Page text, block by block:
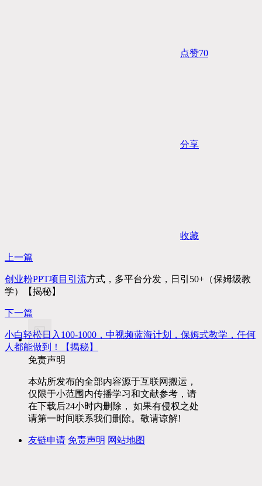
点赞70
分享
收藏
上一篇
创业粉PPT项目 引流方式，多平台分发，日引50+（保姆级教
学）【揭秘】
下一篇
小白轻松日入100-1000，中视频蓝海计划，保姆式教学，任何
人都能做到！【揭秘】
免责声明
本站所发布的全部内容源于互联网搬运，
仅限于小范围内传播学习和文献参考，请
在下载后24小时内删除， 如果有侵权之处
请第一时间联系我们删除。敬请谅解!
友链申请 免责声明 网站地图